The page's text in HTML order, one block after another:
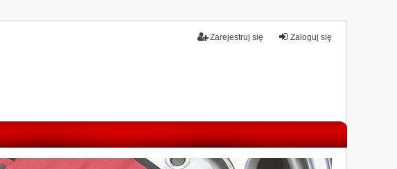
Zaloguj się
Zarejestruj się